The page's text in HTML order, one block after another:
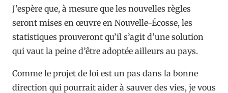
J’espère que, à mesure que les nouvelles règles
seront mises en œuvre en Nouvelle-Écosse, les
statistiques prouveront qu’il s’agit d’une solution
qui vaut la peine d’être adoptée ailleurs au pays.
Comme le projet de loi est un pas dans la bonne
direction qui pourrait aider à sauver des vies, je vous